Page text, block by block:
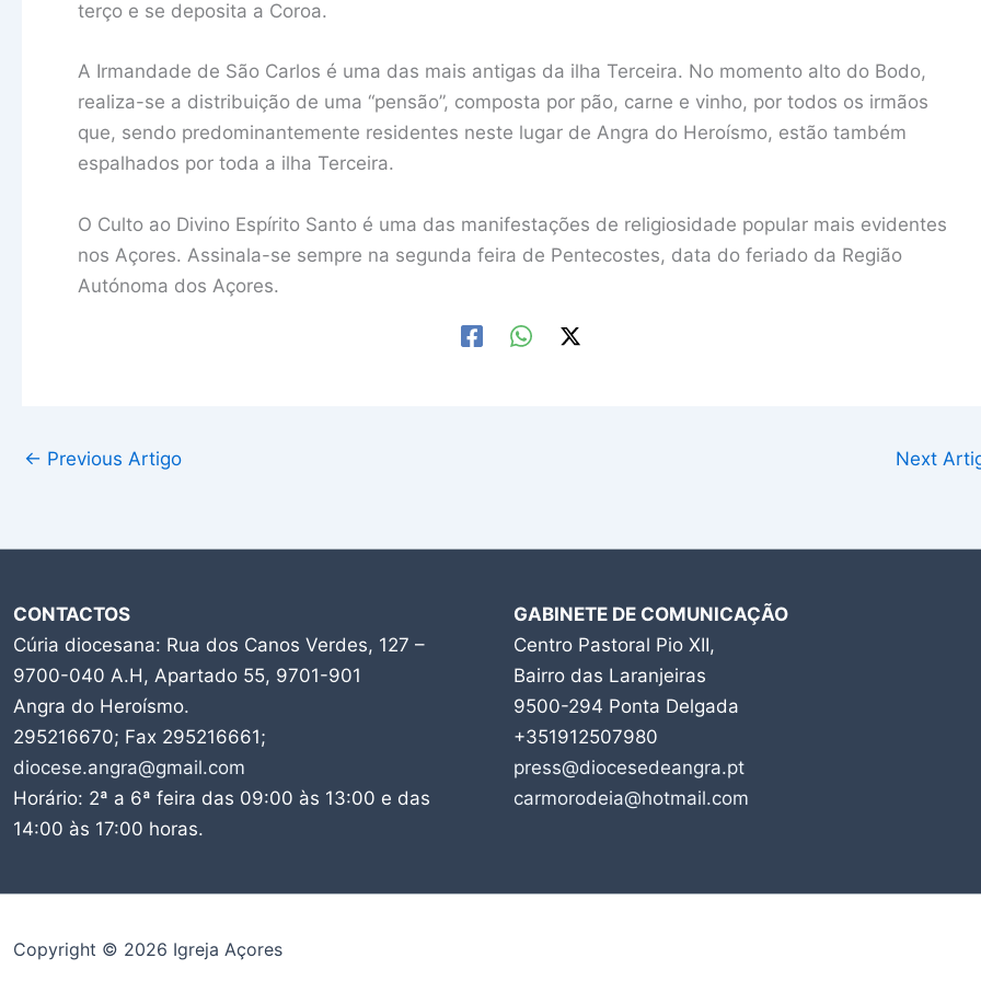
terço e se deposita a Coroa.
A Irmandade de São Carlos é uma das mais antigas da ilha Terceira. No momento alto do Bodo,
realiza-se a distribuição de uma “pensão”, composta por pão, carne e vinho, por todos os irmãos
que, sendo predominantemente residentes neste lugar de Angra do Heroísmo, estão também
espalhados por toda a ilha Terceira.
O Culto ao Divino Espírito Santo é uma das manifestações de religiosidade popular mais evidentes
nos Açores. Assinala-se sempre na segunda feira de Pentecostes, data do feriado da Região
Autónoma dos Açores.
← Previous Artigo Next
CONTACTOS
Cúria diocesana: Rua dos Canos Verdes, 127 –
9700-040 A.H, Apartado 55, 9701-901
Angra do Heroísmo.
295216670; Fax 295216661;
diocese.angra@gmail.com
Horário: 2ª a 6ª feira das 09:00 às 13:00 e das
14:00 às 17:00 horas.
GABINETE DE COMUNICAÇÃO
Centro Pastoral Pio XII,
Bairro das Laranjeiras
9500-294 Ponta Delgada
+351912507980
press@diocesedeangra.pt
carmorodeia@hotmail.com
Copyright © 2026 Igreja Açores